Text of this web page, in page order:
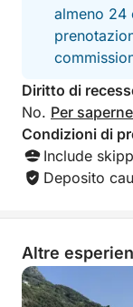
almeno 24
Diritto di
No. Per
Condizioni di
Include
Deposito
Altre